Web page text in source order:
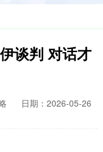
谈判 对话才
日期：2026-05-26